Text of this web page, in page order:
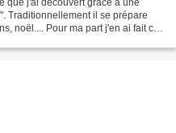
que j'ai découvert grâce à une
Traditionnellement il se prépare
noël.... Pour ma part j'en ai fait car